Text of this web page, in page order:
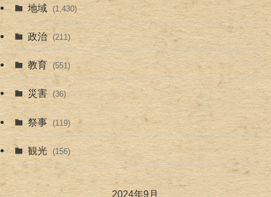
地域 (1,430)
政治 (211)
教育 (551)
災害 (36)
祭事 (119)
観光 (156)
2024年9月